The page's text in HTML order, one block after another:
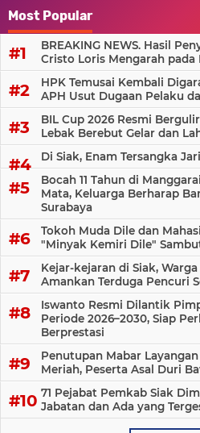
Most Popular
BREAKING NEWS. Hasil
Cristo Loris Mengarah pada
HPK Temusai Kembali
APH Usut Dugaan Pelaku
BIL Cup 2026 Resmi
Lebak Berebut Gelar dan
Di Siak, Enam Tersangka
Bocah 11 Tahun di
Mata, Keluarga Berharap
Surabaya
Tokoh Muda Dile dan
"Minyak Kemiri Dile"
Kejar-kejaran di Siak,
Amankan Terduga Pencuri
Iswanto Resmi Dilantik
Periode 2026–2030, Siap
Berprestasi
Penutupan Mabar
Meriah, Peserta Asal Duri
71 Pejabat Pemkab Siak
Jabatan dan Ada yang